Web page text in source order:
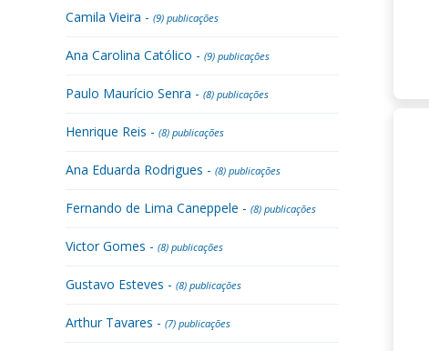
Camila Vieira - (9) publicações
Ana Carolina Católico - (9) publicações
Paulo Maurício Senra - (8) publicações
Henrique Reis - (8) publicações
Ana Eduarda Rodrigues - (8) publicações
Fernando de Lima Caneppele - (8) publicações
Victor Gomes - (8) publicações
Gustavo Esteves - (8) publicações
Arthur Tavares - (7) publicações